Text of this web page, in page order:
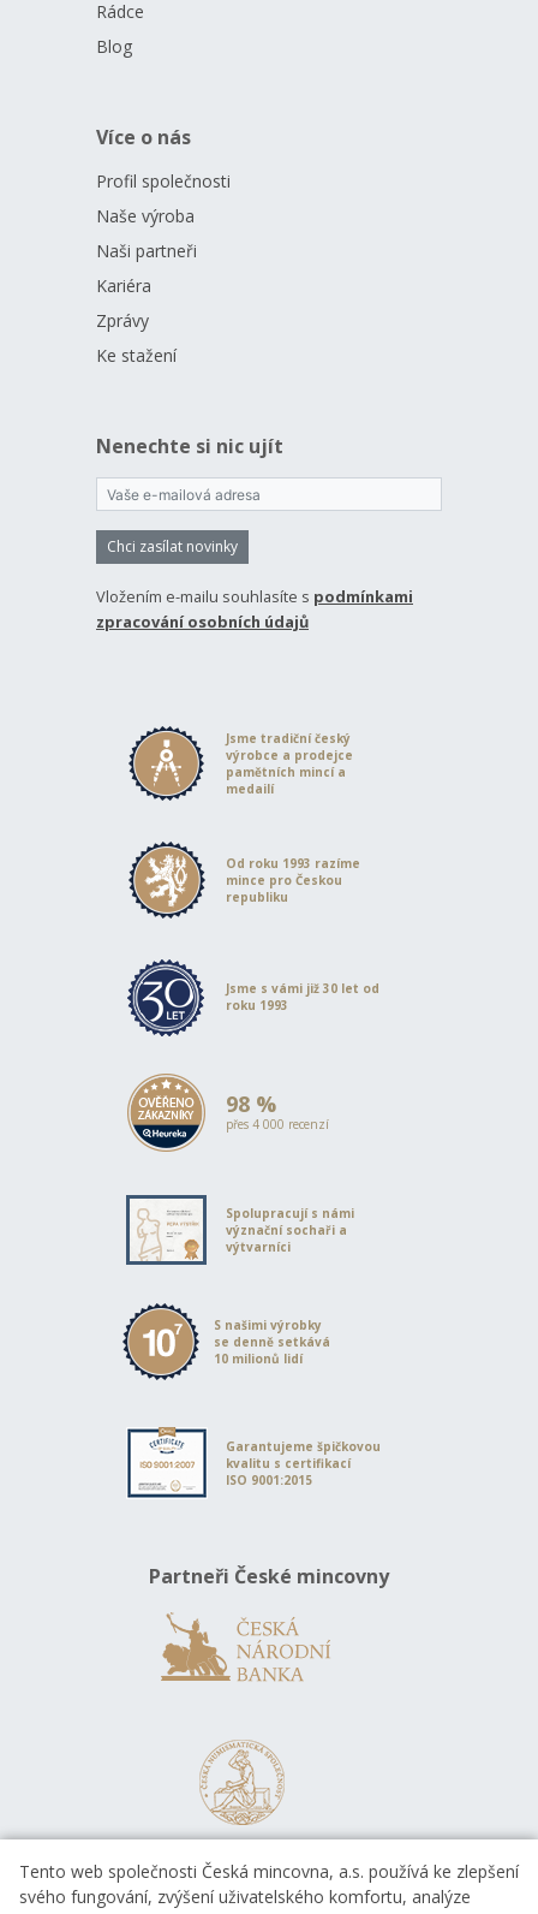
Rádce
Blog
Více o nás
Profil společnosti
Naše výroba
Naši partneři
Kariéra
Zprávy
Ke stažení
Nenechte si nic ujít
Chci zasílat novinky
Vložením e-mailu souhlasíte s podmínkami
zpracování osobních údajů
Jsme tradiční český
výrobce a prodejce
pamětních mincí a
medailí
Od roku 1993 razíme
mince pro Českou
republiku
Jsme s vámi již 30 let od
roku 1993
98 %
přes 4 000 recenzí
Spolupracují s námi
význační sochaři a
výtvarníci
S našimi výrobky
se denně setkává
10 milionů lidí
Garantujeme špičkovou
kvalitu s certifikací
ISO 9001:2015
Partneři České mincovny
Tento web společnosti Česká mincovna, a.s. používá ke zlepšení
svého fungování, zvýšení uživatelského komfortu, analýze